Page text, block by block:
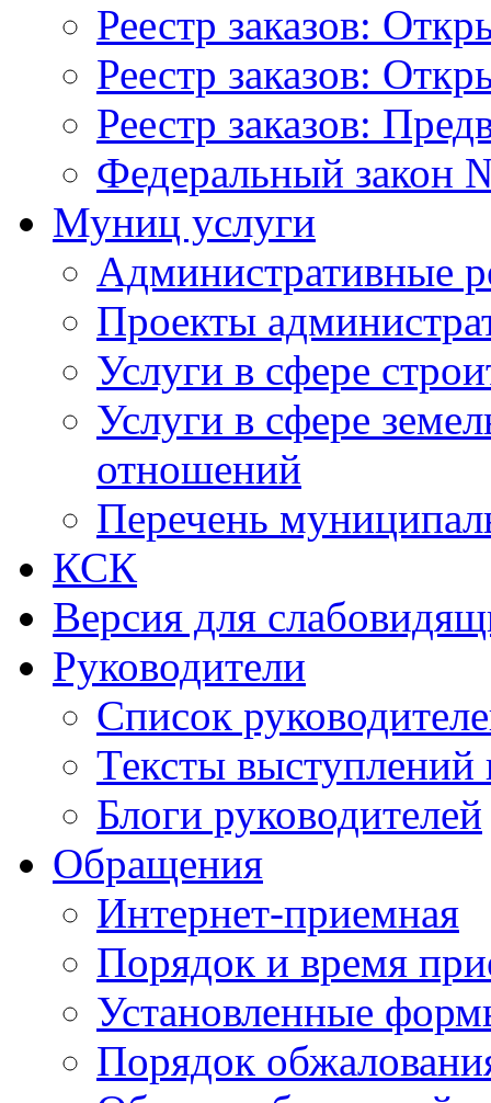
Реестр заказов:
Реестр заказов:
Реестр заказов:
Федеральный закон
Муниц услуги
Административные
Проекты
Услуги в сфере
Услуги в сфере
отношений
Перечень
КСК
Версия для
Руководители
Список
Тексты выступлений
Блоги руководителей
Обращения
Интернет-приемная
Порядок и время
Установленные
Порядок